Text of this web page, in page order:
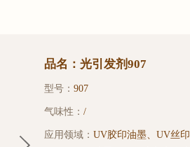
品名：光引发剂907
型号： 907
气味性： /
应用领域： UV胶印油墨、UV丝印